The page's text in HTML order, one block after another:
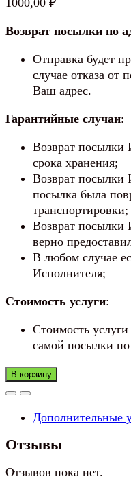
Возврат посылки по
Отправка будет
случае отказа от
Ваш адрес.
Гарантийные случаи:
Возврат посылки
срока хранения;
Возврат посылки
посылка была
транспортировки;
Возврат посылки
верно
В любом случае
Исполнителя;
Стоимость услуги:
Стоимость услуги
самой посылки
В корзину
Дополнительные
Отзывы
Отзывов пока нет.